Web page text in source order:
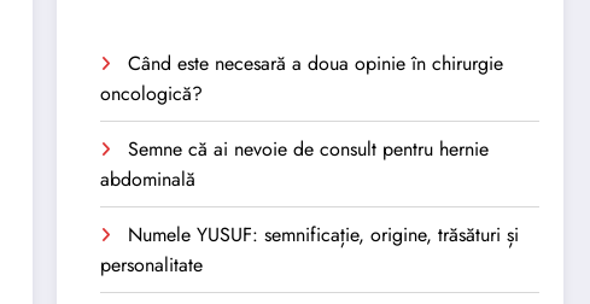
Când este necesară a doua opinie în chirurgie
oncologică?
Semne că ai nevoie de consult pentru hernie
abdominală
Numele YUSUF: semnificație, origine, trăsături și
personalitate